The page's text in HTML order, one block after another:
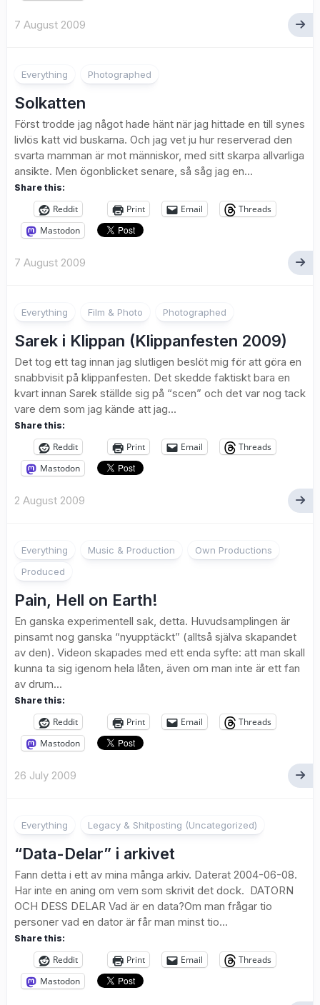
7 August 2009
Everything Photographed
Solkatten
Först trodde jag något hade hänt när jag hittade en till synes
livlös katt vid buskarna. Och jag vet ju hur reserverad den
svarta mamman är mot människor, med sitt skarpa allvarliga
ansikte. Men ögonblicket senare, så såg jag en...
Share this:
Reddit Print Email
Threads
Mastodon
7 August 2009
Everything Film & Photo Photographed
Sarek i Klippan (Klippanfesten 2009)
Det tog ett tag innan jag slutligen beslöt mig för att göra en
snabbvisit på klippanfesten. Det skedde faktiskt bara en
kvart innan Sarek ställde sig på “scen” och det var nog tack
vare dem som jag kände att jag...
Share this:
Reddit Print Email
Threads
Mastodon
2 August 2009
Everything Music & Production
Own Productions
Produced
Pain, Hell on Earth!
En ganska experimentell sak, detta. Huvudsamplingen är
pinsamt nog ganska “nyupptäckt” (alltså själva skapandet
av den). Videon skapades med ett enda syfte: att man skall
kunna ta sig igenom hela låten, även om man inte är ett fan
av drum...
Share this:
Reddit Print Email
Threads
Mastodon
26 July 2009
Everything Legacy & Shitposting (Uncategorized)
“Data-Delar” i arkivet
Fann detta i ett av mina många arkiv. Daterat 2004-06-08.
Har inte en aning om vem som skrivit det dock. DATORN
OCH DESS DELAR Vad är en data?Om man frågar tio
personer vad en dator är får man minst tio...
Share this:
Reddit Print Email
Threads
Mastodon